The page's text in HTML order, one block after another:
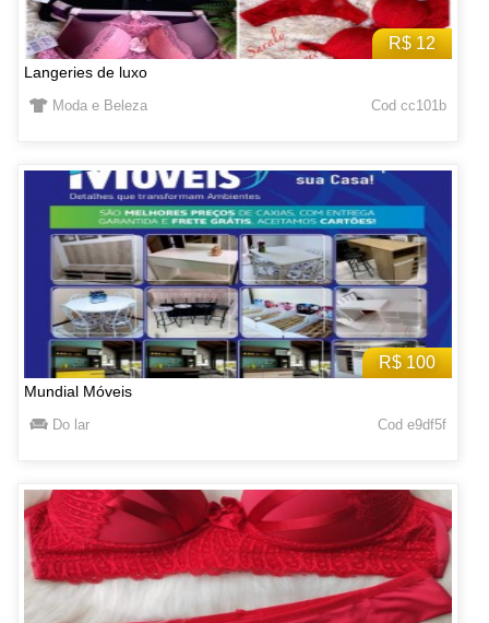
R$ 12
Langeries de luxo
Moda e Beleza Cod cc101b
R$ 100
Mundial Móveis
Do lar Cod e9df5f